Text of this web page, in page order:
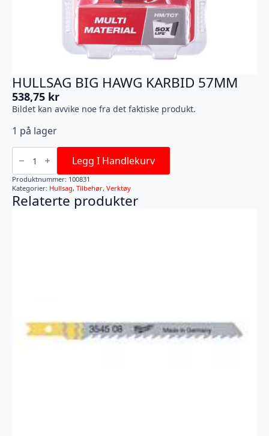
HULLSAG BIG HAWG KARBID 57MM
538,75 kr
Bildet kan avvike noe fra det faktiske produkt.
1 på lager
HULLSAG
BIG
HAWG
KARBID
57MM
antall
Legg I Handlekurv
Produktnummer: 100831
Kategorier: Hullsag, Tilbehør, Verktøy
Relaterte produkter